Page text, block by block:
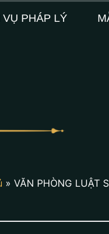
VỤ PHÁP LÝ
» VĂN PHÒNG LUẬT